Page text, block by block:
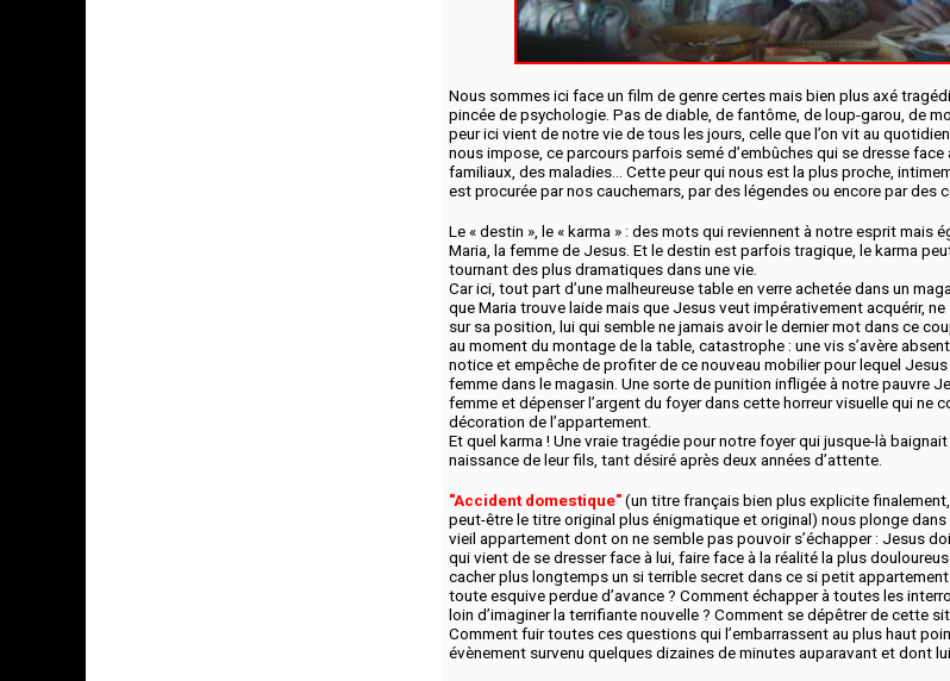
Nous sommes ici face un film de genre certes mais bien plus axé
pincée de psychologie. Pas de diable, de fantôme, de loup-garou, de
peur ici vient de notre vie de tous les jours, celle que l’on vit au
nous impose, ce parcours parfois semé d’embûches qui se dresse
familiaux, des maladies… Cette peur qui nous est la plus proche,
est procurée par nos cauchemars, par des légendes ou encore par des
Le « destin », le « karma » : des mots qui reviennent à notre esprit mais
Maria, la femme de Jesus. Et le destin est parfois tragique, le karma
tournant des plus dramatiques dans une vie.
Car ici, tout part d’une malheureuse table en verre achetée dans un
que Maria trouve laide mais que Jesus veut impérativement acquérir,
sur sa position, lui qui semble ne jamais avoir le dernier mot dans ce
au moment du montage de la table, catastrophe : une vis s’avère
notice et empêche de profiter de ce nouveau mobilier pour lequel
femme dans le magasin. Une sorte de punition infligée à notre pauvre
femme et dépenser l’argent du foyer dans cette horreur visuelle qui ne
décoration de l’appartement.
Et quel karma ! Une vraie tragédie pour notre foyer qui jusque-là
naissance de leur fils, tant désiré après deux années d’attente.
"Accident domestique"(un titre français bien plus explicite
peut-être le titre original plus énigmatique et original) nous plonge dans
vieil appartement dont on ne semble pas pouvoir s’échapper : Jesus
qui vient de se dresser face à lui, faire face à la réalité la plus
cacher plus longtemps un si terrible secret dans ce si petit
toute esquive perdue d’avance ? Comment échapper à toutes les
loin d’imaginer la terrifiante nouvelle ? Comment se dépêtrer de cette
Comment fuir toutes ces questions qui l’embarrassent au plus haut
évènement survenu quelques dizaines de minutes auparavant et dont